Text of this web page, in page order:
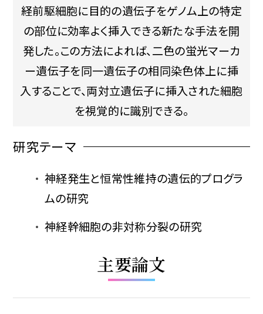
経前駆細胞に目的の遺伝子をゲノム上の特定
の部位に効率よく挿入できる新たな手法を開
発した。この方法によれば、二色の蛍光マーカ
ー遺伝子を同一遺伝子の相同染色体上に挿
入することで、両対立遺伝子に挿入された細胞
を視覚的に識別できる。
研究テーマ
神経発生と恒常性維持の遺伝的プログラ
ムの研究
神経幹細胞の非対称分裂の研究
主要論文